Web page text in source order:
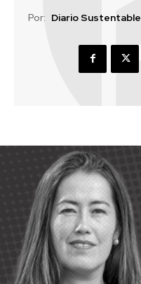
Por: Diario Sustentable